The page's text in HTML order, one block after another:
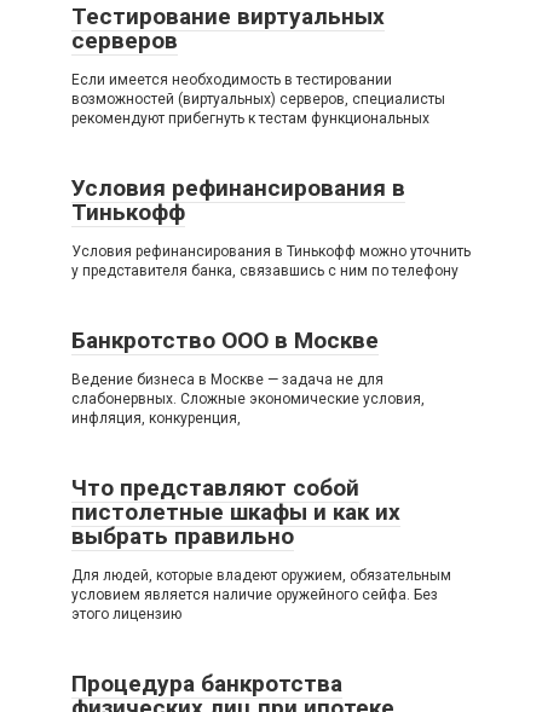
Тестирование виртуальных
серверов
Если имеется необходимость в тестировании
возможностей (виртуальных) серверов, специалисты
рекомендуют прибегнуть к тестам функциональных
Условия рефинансирования в
Тинькофф
Условия рефинансирования в Тинькофф можно уточнить
у представителя банка, связавшись с ним по телефону
Банкротство ООО в Москве
Ведение бизнеса в Москве — задача не для
слабонервных. Сложные экономические условия,
инфляция, конкуренция,
Что представляют собой
пистолетные шкафы и как их
выбрать правильно
Для людей, которые владеют оружием, обязательным
условием является наличие оружейного сейфа. Без
этого лицензию
Процедура банкротства